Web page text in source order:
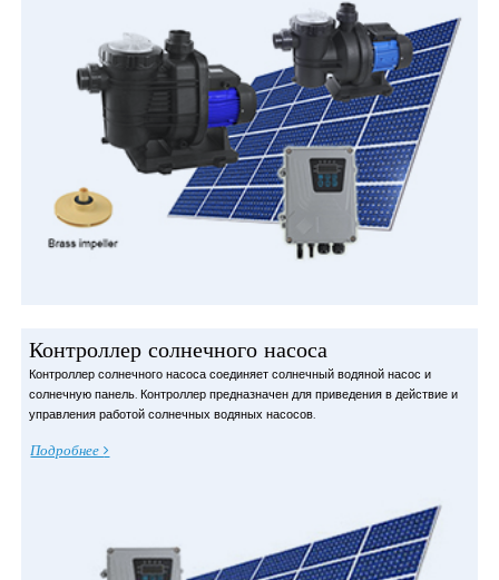
Контроллер солнечного насоса
Контроллер солнечного насоса соединяет солнечный водяной насос и
солнечную панель. Контроллер предназначен для приведения в действие и
управления работой солнечных водяных насосов.
Подробнее